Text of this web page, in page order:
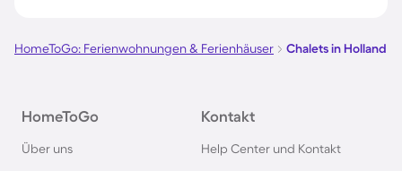
Chalets in Schweden
Chalets im Bayerischen Wald
HomeToGo: Ferienwohnungen & Ferienhäuser Chalets in Holland
HomeToGo
Über uns
Kontakt
Help Center und Kontakt